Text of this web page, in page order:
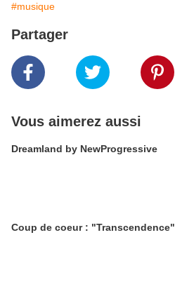
#musique
Partager
Vous aimerez aussi
Dreamland by NewProgressive
Coup de coeur : "Transcendence"